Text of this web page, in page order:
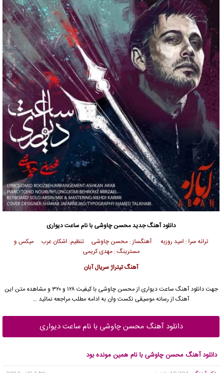
دانلود آهنگ جدیدمحسن چاوشی با نام ساعت دیواری
ترانه سرا : امید روزبه آهنگساز : محسن چاوشی تنظیم: اشکان عرب میکس و
مسترینگ : مهدی کریمی
آهنگ تیتراژ سریال آبان
جهت دانلود آهنگ ساعت دیواری ازمحسن چاوشی
با کیفیت ۱۲۸ و ۳۲۰ و مشاهده متن این
آهنگ از رسانه موسیقی نکست وان به ادامه مطلب مراجعه نمائید …
دانلود آهنگ محسن چاوشی با نام ساعت دیواری
دانلود آهنگ محسن چاوشی با نام همین مونده بود